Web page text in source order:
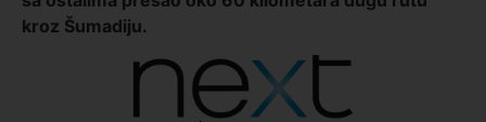
kroz Šumadiju.